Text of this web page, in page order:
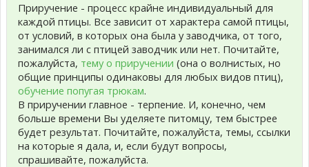
Приручение - процесс крайне индивидуальный для
каждой птицы. Все зависит от характера самой птицы,
от условий, в которых она была у заводчика, от того,
занимался ли с птицей заводчик или нет. Почитайте,
пожалуйста, тему о приручении (она о волнистых, но
общие принципы одинаковы для любых видов птиц),
обучение попугая трюкам.
В приручении главное - терпение. И, конечно, чем
больше времени Вы уделяете питомцу, тем быстрее
будет результат. Почитайте, пожалуйста, темы, ссылки
на которые я дала, и, если будут вопросы,
спрашивайте, пожалуйста.